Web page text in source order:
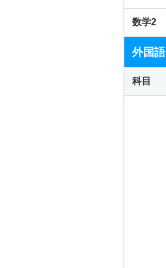
数学2
外国語
科目